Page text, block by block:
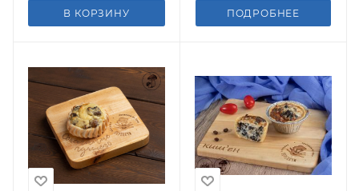
В КОРЗИНУ ПОДРОБНЕЕ